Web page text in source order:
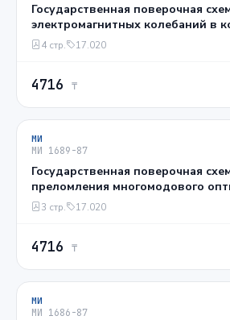
Государственная поверочная
электромагнитных колебаний в
ГГц4 стр. 17.020
4716 ₸
МИ
МИ 1689-87
Государственная поверочная
преломления многомодового
3 стр. 17.020
4716 ₸
МИ
МИ 1686-87